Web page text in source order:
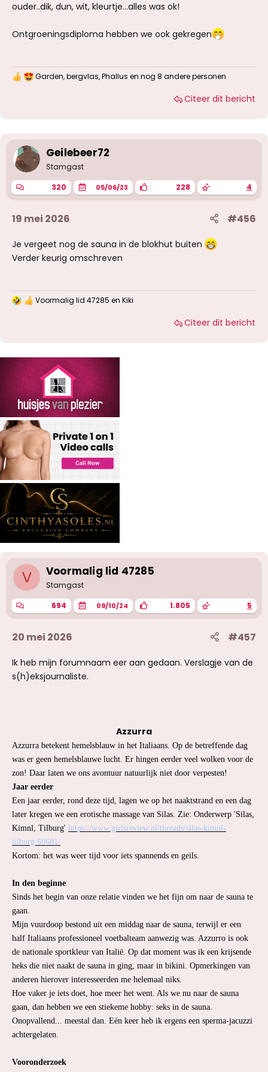
ouder..dik, dun, wit, kleurtje...alles was ok!
Ontgroeningsdiploma hebben we ook gekregen
W
n
g
n
:
Garden,bergvlas,Phallus en nog 8 andere personen
Citeer dit bericht
Geilebeer72
Stamgast
320 05/06/23 228 4
19 mei 2026 #456
Je vergeet nog de sauna in de blokhut buiten
Verder keurig omschreven
W
i
n
g
e
:
Voormalig lid 47285 en Kiki
Citeer dit bericht
V Voormalig lid 47285
Stamgast
694 09/10/24 1.805 5
20 mei 2026 #457
Ik heb mijn forumnaam eer aan gedaan. Verslagje van de
s(h)eksjournaliste.
Azzurra
Azzurra betekent hemelsblauw in het Italiaans. Op de betreffende dag
was er geen hemelsblauwe lucht. Er hingen eerder veel wolken voor de
zon! Daar laten we ons avontuur natuurlijk niet door verpesten!
Jaar eerder
Een jaar eerder, rond deze tijd, lagen we op het naaktstrand en een dag
later kregen we een erotische massage van Silas. Zie: Onderwerp 'Silas,
Kimnl, Tilburg' https://www.girlsreview.nl/threads/silas-kimnl-
tilburg.60681/
Kortom: het was weer tijd voor iets spannends en geils.
In den beginne
Sinds het begin van onze relatie vinden we het fijn om naar de sauna te
gaan.
Mijn vuurdoop bestond uit een middag naar de sauna, terwijl er een
half Italiaans professioneel voetbalteam aanwezig was. Azzurro is ook
de nationale sportkleur van Italië. Op dat moment was ik een krijsende
heks die niet naakt de sauna in ging, maar in bikini. Opmerkingen van
anderen hierover interesseerden me helemaal niks.
Hoe vaker je iets doet, hoe meer het went. Als we nu naar de sauna
gaan, dan hebben we een stiekeme hobby: seks in de sauna.
Onopvallend... meestal dan. Eén keer heb ik ergens een sperma-jacuzzi
achtergelaten.
Vooronderzoek